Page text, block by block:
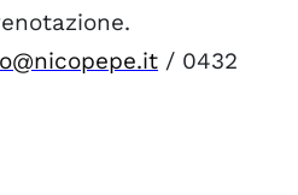
/ 0432